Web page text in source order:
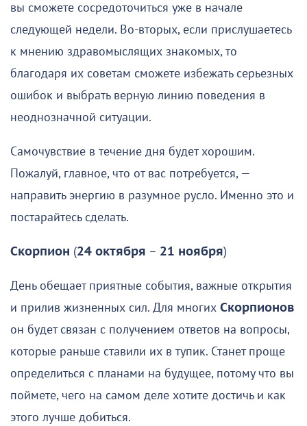
вы сможете сосредоточиться уже в начале
следующей недели. Во-вторых, если прислушаетесь
к мнению здравомыслящих знакомых, то
благодаря их советам сможете избежать серьезных
ошибок и выбрать верную линию поведения в
неоднозначной ситуации.
Самочувствие в течение дня будет хорошим.
Пожалуй, главное, что от вас потребуется, —
направить энергию в разумное русло. Именно это и
постарайтесь сделать.
Скорпион (24 октября – 21 ноября)
День обещает приятные события, важные открытия
и прилив жизненных сил. Для многих Скорпионов
он будет связан с получением ответов на вопросы,
которые раньше ставили их в тупик. Станет проще
определиться с планами на будущее, потому что вы
поймете, чего на самом деле хотите достичь и как
этого лучше добиться.